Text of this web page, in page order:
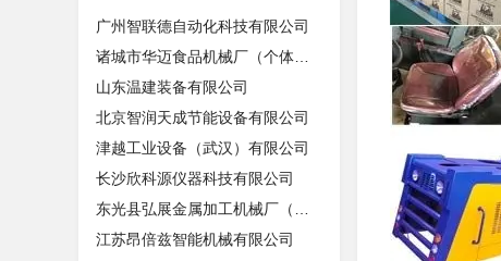
广州智联德自动化科技有限公司
山东温建装备有限公司
北京智润天成节能设备有限公司
津越工业设备（武汉）有限公司
长沙欣科源仪器科技有限公司
江苏昂倍兹智能机械有限公司